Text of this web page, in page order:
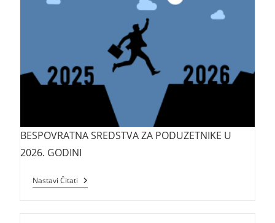
BESPOVRATNA SREDSTVA ZA PODUZETNIKE U
2026. GODINI
Nastavi Čitati BESPOVRATNA
SREDSTVA